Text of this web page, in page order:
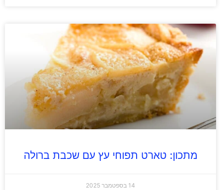
מתכון: טארט תפוחי עץ עם שכבת ברולה
14 בספטמבר 2025